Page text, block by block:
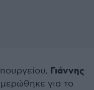
Γιάννης
για το